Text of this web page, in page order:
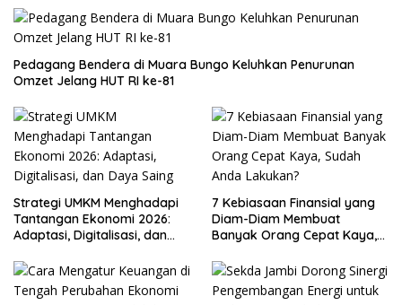
Pedagang Bendera di Muara Bungo Keluhkan Penurunan
Omzet Jelang HUT RI ke-81
Strategi UMKM Menghadapi
Tantangan Ekonomi 2026:
Adaptasi, Digitalisasi, dan
7 Kebiasaan Finansial yang
Diam-Diam Membuat
Banyak Orang Cepat Kaya,